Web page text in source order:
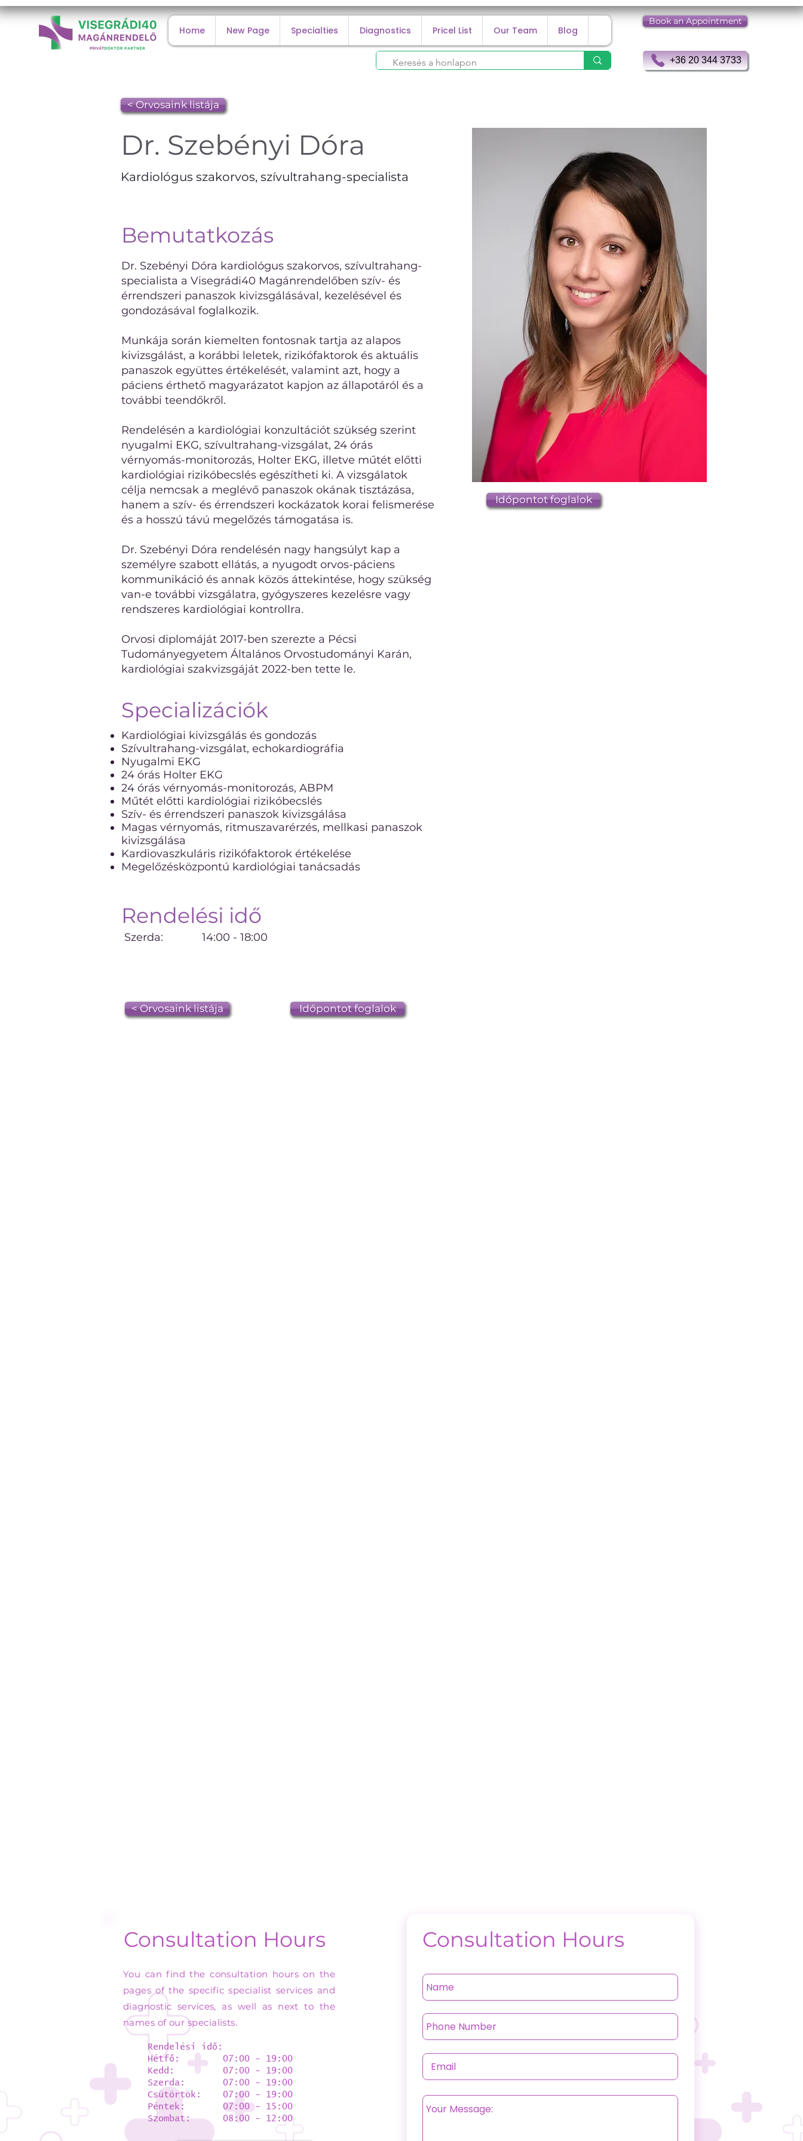
Home New Page Specialties Diagnostics Pricel List Our Team Blog
Book an Appointment
+36 20 344 3733
< Orvosaink listája
Dr. Szebényi Dóra
Kardiológus szakorvos, szívultrahang-specialista
Bemutatkozás
Dr. Szebényi Dóra kardiológus szakorvos, szívultrahang-
specialista a Visegrádi40 Magánrendelőben szív- és
érrendszeri panaszok kivizsgálásával, kezelésével és
gondozásával foglalkozik.
Munkája során kiemelten fontosnak tartja az alapos
kivizsgálást, a korábbi leletek, rizikófaktorok és aktuális
panaszok együttes értékelését, valamint azt, hogy a
páciens érthető magyarázatot kapjon az állapotáról és a
további teendőkről.
Rendelésén a kardiológiai konzultációt szükség szerint
nyugalmi EKG, szívultrahang-vizsgálat, 24 órás
vérnyomás-monitorozás, Holter EKG, illetve műtét előtti
kardiológiai rizikóbecslés egészítheti ki. A vizsgálatok
célja nemcsak a meglévő panaszok okának tisztázása,
hanem a szív- és érrendszeri kockázatok korai felismerése
és a hosszú távú megelőzés támogatása is.
Dr. Szebényi Dóra rendelésén nagy hangsúlyt kap a
személyre szabott ellátás, a nyugodt orvos-páciens
kommunikáció és annak közös áttekintése, hogy szükség
van-e további vizsgálatra, gyógyszeres kezelésre vagy
rendszeres kardiológiai kontrollra.
Orvosi diplomáját 2017-ben szerezte a Pécsi
Tudományegyetem Általános Orvostudományi Karán,
kardiológiai szakvizsgáját 2022-ben tette le.
Specializációk
Kardiológiai kivizsgálás és gondozás
Szívultrahang-vizsgálat, echokardiográfia
Nyugalmi EKG
24 órás Holter EKG
24 órás vérnyomás-monitorozás, ABPM
Műtét előtti kardiológiai rizikóbecslés
Szív- és érrendszeri panaszok kivizsgálása
Magas vérnyomás, ritmuszavarérzés, mellkasi panaszok
kivizsgálása
Kardiovaszkuláris rizikófaktorok értékelése
Megelőzésközpontú kardiológiai tanácsadás
Rendelési idő
Szerda: 14:00 - 18:00
< Orvosaink listája Időpontot foglalok
Időpontot foglalok
Consultation Hours
You can find the consultation hours on the
pages of the specific specialist services and
diagnostic services, as well as next to the
names of our specialists.
Rendelési idő:
Hétfő: 07:00 - 19:00
Kedd: 07:00 - 19:00
Szerda: 07:00 - 19:00
Csütörtök: 07:00 - 19:00
Péntek: 07:00 - 15:00
Szombat: 08:00 - 12:00
Consultation Hours